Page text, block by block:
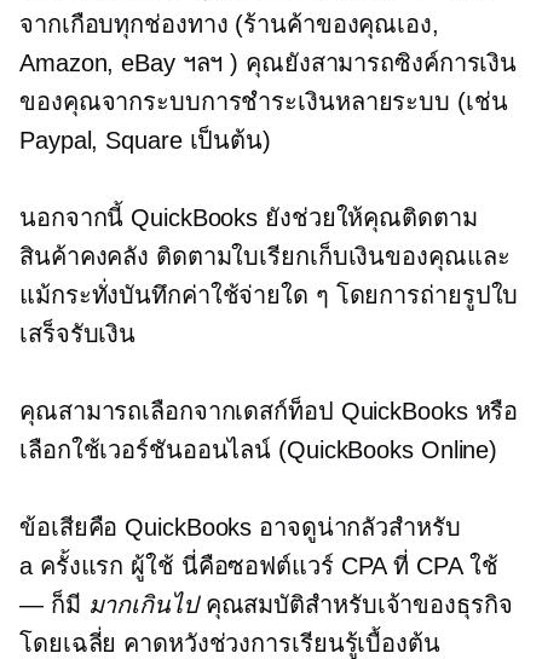
จากเกือบทุกช่องทาง (ร้านค้าของคุณเอง,
Amazon, eBay ฯลฯ ) คุณยังสามารถซิงค์การเงิน
ของคุณจากระบบการชำระเงินหลายระบบ (เช่น
Paypal, Square เป็นต้น)
นอกจากนี้ QuickBooks ยังช่วยให้คุณติดตาม
สินค้าคงคลัง ติดตามใบเรียกเก็บเงินของคุณและ
แม้กระทั่งบันทึกค่าใช้จ่ายใด ๆ โดยการถ่ายรูปใบ
เสร็จรับเงิน
คุณสามารถเลือกจากเดสก์ท็อป QuickBooks หรือ
เลือกใช้เวอร์ชันออนไลน์ (QuickBooks Online)
ข้อเสียคือ QuickBooks อาจดูน่ากลัวสำหรับ
a ครั้งแรก ผู้ใช้ นี่คือซอฟต์แวร์ CPA ที่ CPA ใช้
— ก็มี มากเกินไป คุณสมบัติสำหรับเจ้าของธุรกิจ
โดยเฉลี่ย คาดหวังช่วงการเรียนรู้เบื้องต้น